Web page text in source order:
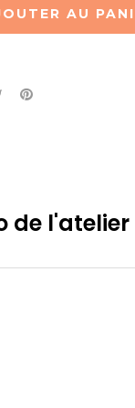
AU
de l'atelier